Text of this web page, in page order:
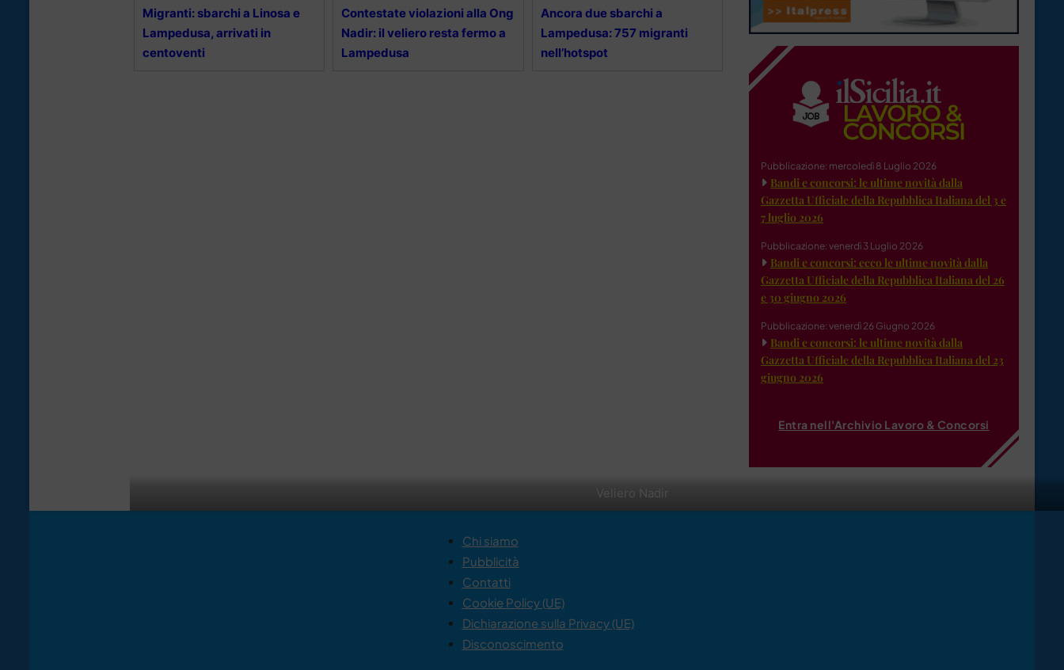
Veliero Nadir
Migranti: sbarchi a Linosa e
Lampedusa, arrivati in
centoventi
Contestate violazioni alla Ong
Nadir: il veliero resta fermo a
Lampedusa
Ancora due sbarchi a
Lampedusa: 757 migranti
nell’hotspot
Pubblicazione: mercoledì 8 Luglio 2026
Bandi e concorsi: le ultime novità dalla
Gazzetta Ufficiale della Repubblica Italiana del 3 e
7 luglio 2026
Pubblicazione: venerdì 3 Luglio 2026
Bandi e concorsi: ecco le ultime novità dalla
Gazzetta Ufficiale della Repubblica Italiana del 26
e 30 giugno 2026
Pubblicazione: venerdì 26 Giugno 2026
Bandi e concorsi: le ultime novità dalla
Gazzetta Ufficiale della Repubblica Italiana del 23
giugno 2026
Entra nell'Archivio Lavoro & Concorsi
Chi siamo
Pubblicità
Contatti
Cookie Policy (UE)
Dichiarazione sulla Privacy (UE)
Disconoscimento